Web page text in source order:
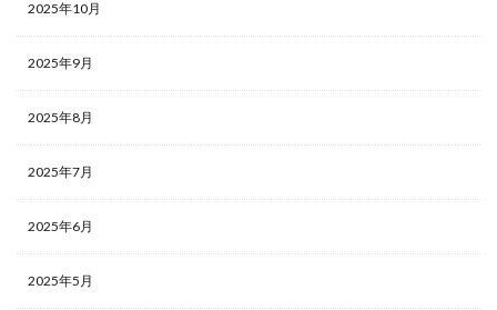
2025年10月
2025年9月
2025年8月
2025年7月
2025年6月
2025年5月